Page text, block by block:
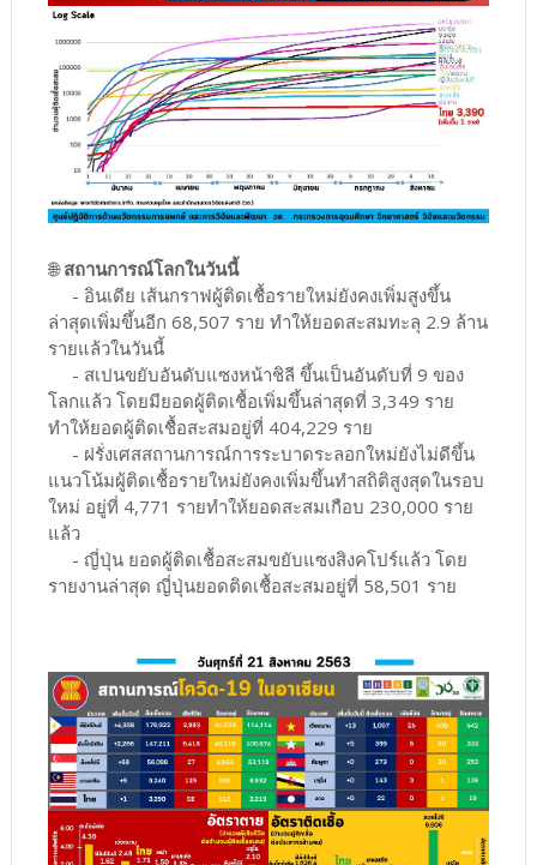
🌐สถานการณ์โลกในวันนี้
- อินเดีย เส้นกราฟผู้ติดเชื้อรายใหม่ยังคงเพิ่มสูงขึ้น
ล่าสุดเพิ่มขึ้นอีก 68,507 ราย ทำให้ยอดสะสมทะลุ 2.9 ล้าน
รายแล้วในวันนี้
- สเปนขยับอันดับแซงหน้าชิลี ขึ้นเป็นอันดับที่ 9 ของ
โลกแล้ว โดยมียอดผู้ติดเชื้อเพิ่มขึ้นล่าสุดที่ 3,349 ราย
ทำให้ยอดผู้ติดเชื้อสะสมอยู่ที่ 404,229 ราย
- ฝรั่งเศสสถานการณ์การระบาดระลอกใหม่ยังไม่ดีขึ้น
แนวโน้มผู้ติดเชื้อรายใหม่ยังคงเพิ่มขึ้นทำสถิติสูงสุดในรอบ
ใหม่ อยู่ที่ 4,771 รายทำให้ยอดสะสมเกือบ 230,000 ราย
แล้ว
- ญี่ปุ่น ยอดผู้ติดเชื้อสะสมขยับแซงสิงคโปร์แล้ว โดย
รายงานล่าสุด ญี่ปุ่นยอดติดเชื้อสะสมอยู่ที่ 58,501 ราย